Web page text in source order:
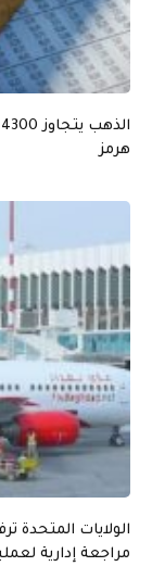
هرمز
الولايات المتحدة
مراجعة إدارية